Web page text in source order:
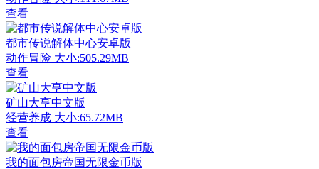
查看
都市传说解体中心安卓版
动作冒险 大小:505.29MB
查看
矿山大亨中文版
经营养成 大小:65.72MB
查看
我的面包房帝国无限金币版